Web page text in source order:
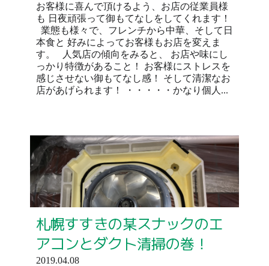
お客様に喜んで頂けるよう、お店の従業員様
も 日夜頑張って御もてなしをしてくれます！
業態も様々で、フレンチから中華、そして日
本食と 好みによってお客様もお店を変えま
す。 人気店の傾向をみると、 お店や味にし
っかり特徴があること！ お客様にストレスを
感じさせない御もてなし感！ そして清潔なお
店があげられます！ ・・・・・かなり個人...
札幌すすきの某スナックのエ
アコンとダクト清掃の巻！
2019.04.08